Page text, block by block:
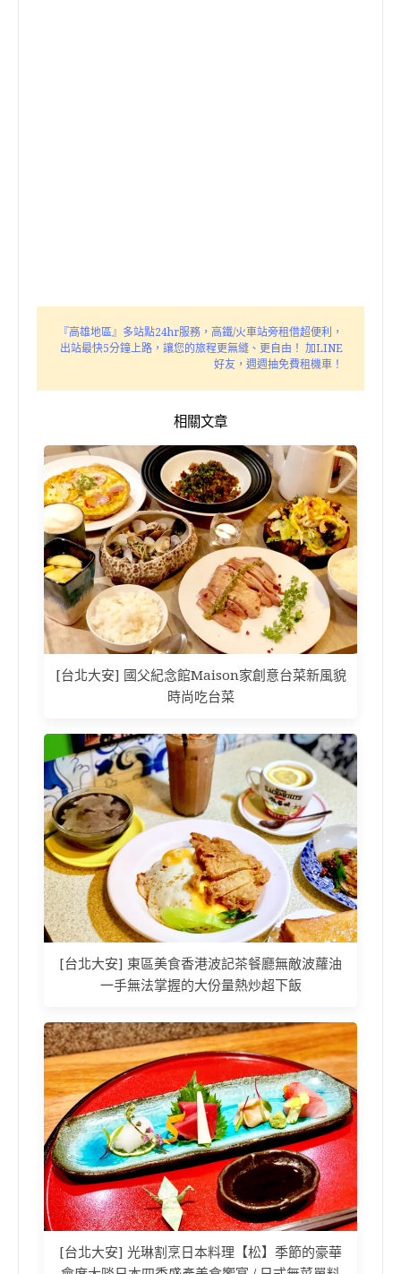
『高雄地區』多站點24hr服務，高鐵/火車站旁租借超便利，
出站最快5分鐘上路，讓您的旅程更無縫、更自由！ 加LINE
好友，週週抽免費租機車！
相關文章
[台北大安] 國父紀念館Maison家創意台菜新風貌
時尚吃台菜
[台北大安] 東區美食香港波記茶餐廳無敵波蘿油
一手無法掌握的大份量熱炒超下飯
[台北大安] 光琳割烹日本料理【松】季節的豪華